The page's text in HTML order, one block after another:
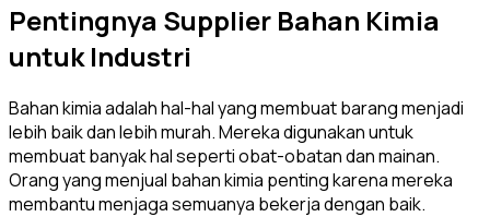
Pentingnya Supplier Bahan Kimia
untuk Industri
Bahan kimia adalah hal-hal yang membuat barang menjadi
lebih baik dan lebih murah. Mereka digunakan untuk
membuat banyak hal seperti obat-obatan dan mainan.
Orang yang menjual bahan kimia penting karena mereka
membantu menjaga semuanya bekerja dengan baik.